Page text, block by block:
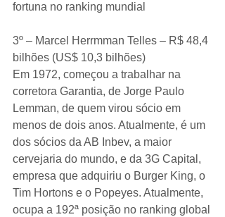
fortuna no ranking mundial
3º – Marcel Herrmman Telles – R$ 48,4
bilhões (US$ 10,3 bilhões)
Em 1972, começou a trabalhar na
corretora Garantia, de Jorge Paulo
Lemman, de quem virou sócio em
menos de dois anos. Atualmente, é um
dos sócios da AB Inbev, a maior
cervejaria do mundo, e da 3G Capital,
empresa que adquiriu o Burger King, o
Tim Hortons e o Popeyes. Atualmente,
ocupa a 192ª posição no ranking global